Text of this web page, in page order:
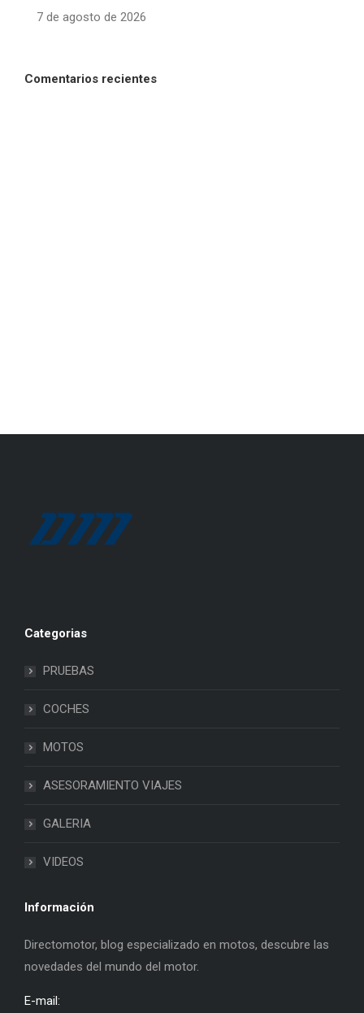
7 de agosto de 2026
Comentarios recientes
Categorias
PRUEBAS
COCHES
MOTOS
ASESORAMIENTO VIAJES
GALERIA
VIDEOS
Información
Directomotor, blog especializado en motos, descubre las
novedades del mundo del motor.
E-mail: